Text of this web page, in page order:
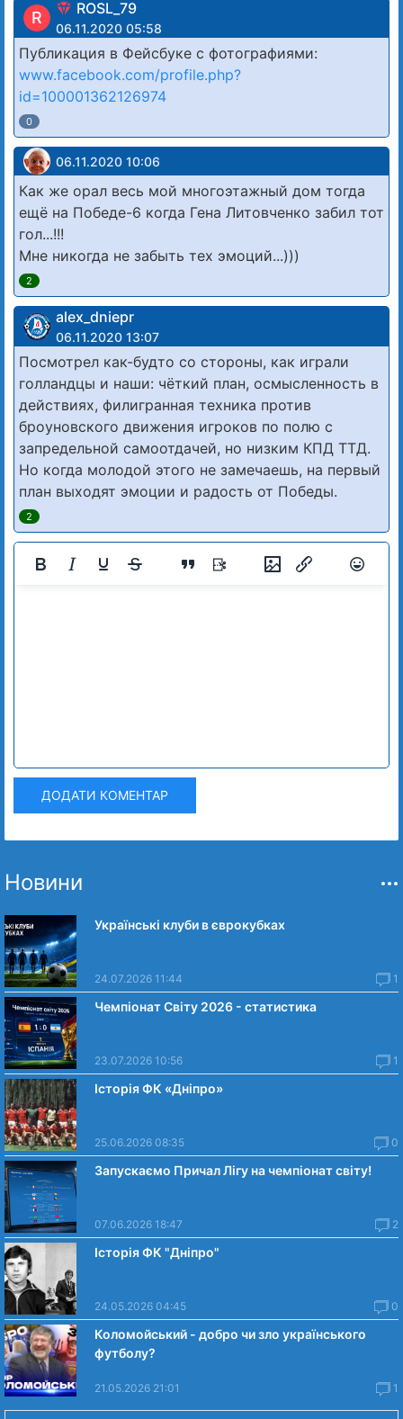
R ROSL_79
06.11.2020 05:58
Публикация в Фейсбуке с фотографиями:
www.facebook.com/profile.php?
id=100001362126974
0
06.11.2020 10:06
Как же орал весь мой многоэтажный дом тогда
ещё на Победе-6 когда Гена Литовченко забил тот
гол...!!!
Мне никогда не забыть тех эмоций...)))
2
alex_dniepr
06.11.2020 13:07
Посмотрел как-будто со стороны, как играли
голландцы и наши: чёткий план, осмысленность в
действиях, филигранная техника против
броуновского движения игроков по полю с
запредельной самоотдачей, но низким КПД ТТД.
Но когда молодой этого не замечаешь, на первый
план выходят эмоции и радость от Победы.
2
ДОДАТИ КОМЕНТАР
Новини
Українські клуби в єврокубках
24.07.2026 11:44 1
Чемпіонат Світу 2026 - статистика
23.07.2026 10:56 1
Історія ФК «Дніпро»
25.06.2026 08:35 0
Запускаємо Причал Лігу на чемпіонат світу!
07.06.2026 18:47 2
Історія ФК "Дніпро"
24.05.2026 04:45 0
Коломойський - добро чи зло українського
футболу?
21.05.2026 21:01 1